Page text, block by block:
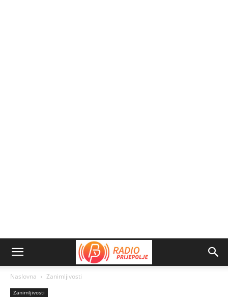
Naslovna Zanimljivosti
Zanimljivosti